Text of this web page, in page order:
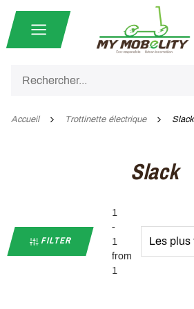
Accueil Trottinette électrique Slack
Slack
FILTER
1
-
1
from
1